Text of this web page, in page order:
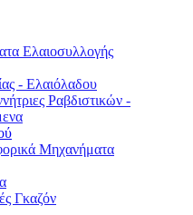
Ελαιοσυλλογής
- Ελαιόλαδου
Ραβδιστικών -
Μηχανήματα
Γκαζόν